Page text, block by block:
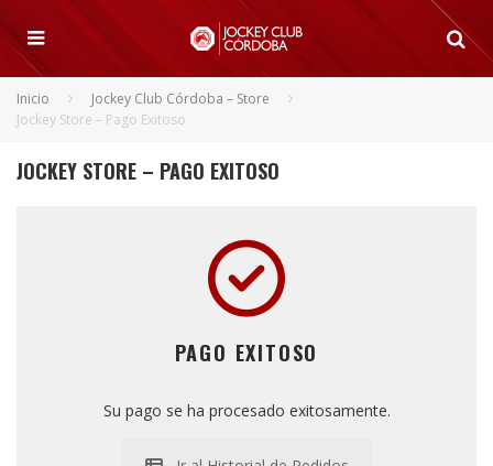
Inicio
Jockey Club Córdoba – Store
Jockey Store – Pago Exitoso
JOCKEY STORE – PAGO EXITOSO
PAGO EXITOSO
Su pago se ha procesado exitosamente.